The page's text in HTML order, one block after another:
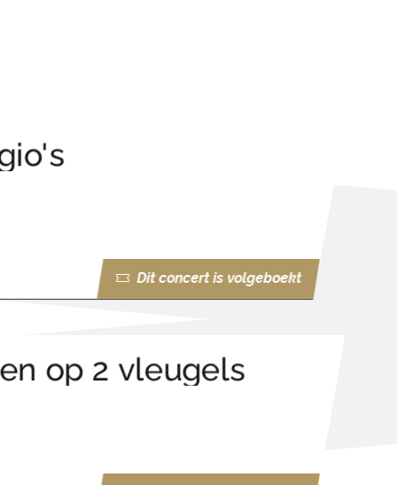
Dit concert is volgeboekt
op 2 vleugels